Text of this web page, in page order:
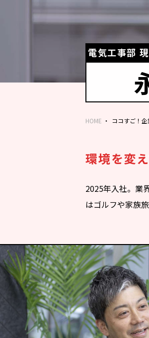
電気工事部
HOME ココすご！
環境を変
2025年入社。業
はゴルフや家族